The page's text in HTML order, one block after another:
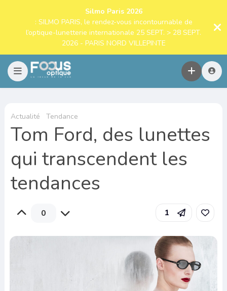
Silmo Paris 2026
: SILMO PARIS, le rendez-vous incontournable de
l’optique-lunetterie internationale 25 SEPT. > 28 SEPT.
2026 - PARIS NORD VILLEPINTE
Actualité Tendance
Tom Ford, des lunettes
qui transcendent les
tendances
0 1